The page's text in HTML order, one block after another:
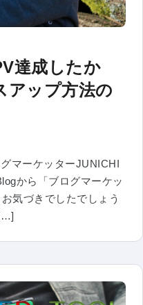
達成したか
アップ方法の
マーケッターJUNICHI
から「ブログマーケッ
気づきでしたでしょう